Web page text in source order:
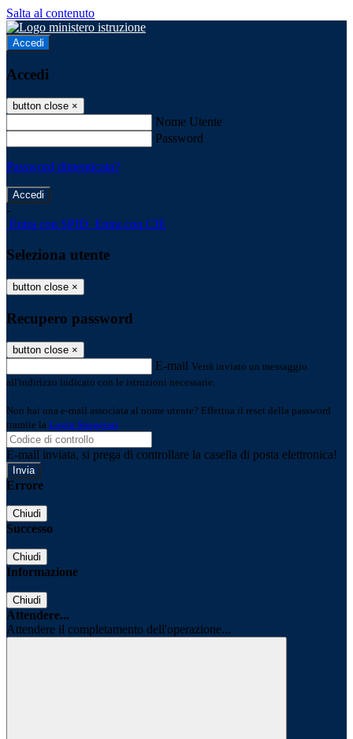
Salta al contenuto
Accedi
Accedi
button close ×
Nome Utente
Password
Password dimenticata?
-
Entra con SPID Entra con CIE
Seleziona utente
button close ×
Recupero password
button close ×
E-mail Verrà inviato un messaggio
all'indirizzo indicato con le istruzioni necessarie.
Non hai una e-mail associata al nome utente? Effettua il reset della password
tramite la Login Spaggiari
E-mail inviata, si prega di controllare la casella di posta elettronica!
Errore
Chiudi
Successo
Chiudi
Informazione
Chiudi
Attendere...
Attendere il completamento dell'operazione...